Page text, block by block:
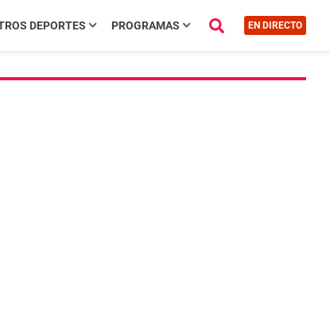
DEPORTES PROGRAMAS EN DIRECTO